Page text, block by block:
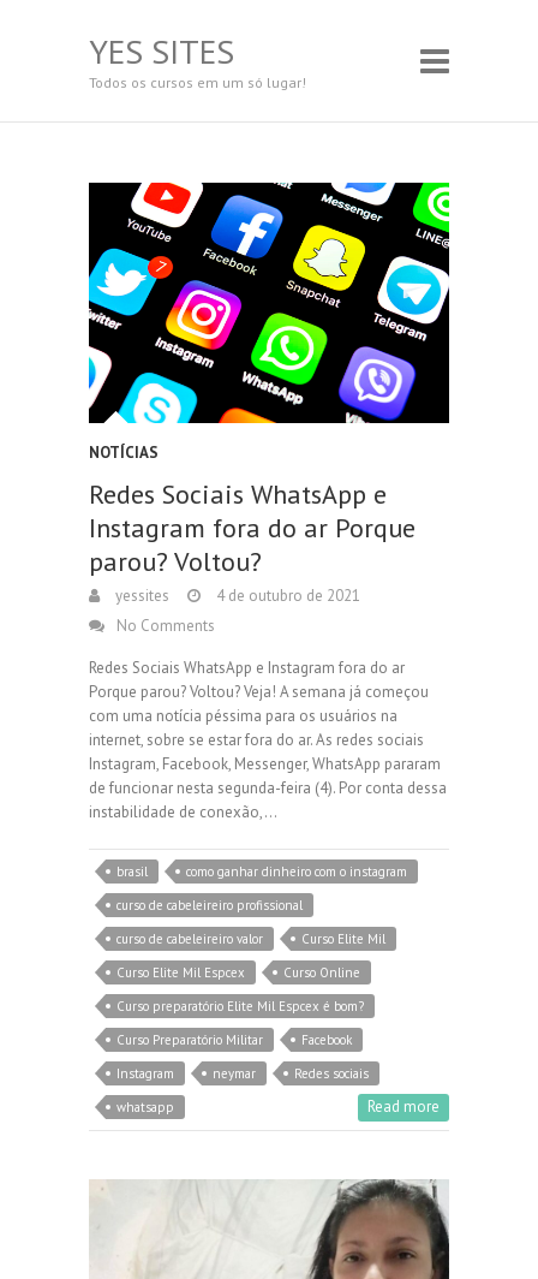
YES SITES
Todos os cursos em um só lugar!
NOTÍCIAS
Redes Sociais WhatsApp e
Instagram fora do ar Porque
parou? Voltou?
yessites
4 de outubro de 2021
No Comments
Redes Sociais WhatsApp e Instagram fora do ar
Porque parou? Voltou? Veja! A semana já começou
com uma notícia péssima para os usuários na
internet, sobre se estar fora do ar. As redes sociais
Instagram, Facebook, Messenger, WhatsApp pararam
de funcionar nesta segunda-feira (4). Por conta dessa
instabilidade de conexão,…
brasil
como ganhar dinheiro com o instagram
curso de cabeleireiro profissional
curso de cabeleireiro valor
Curso Elite Mil
Curso Elite Mil Espcex
Curso Online
Curso preparatório Elite Mil Espcex é bom?
Curso Preparatório Militar
Facebook
Instagram
neymar
Redes sociais
whatsapp
Read more